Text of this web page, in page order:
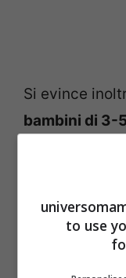
Si evince
bambini di 3-
sulle
Invece
sembra che
to use